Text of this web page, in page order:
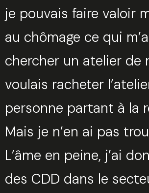
je pouvais faire valoir
au chômage ce qui
chercher un atelier de
voulais racheter
personne partant à la
Mais je n’en ai pas
L’âme en peine, j’ai
des CDD dans le